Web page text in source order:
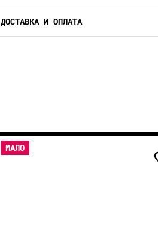
ДОСТАВКА И ОПЛАТА
МАЛО